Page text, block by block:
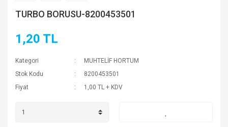
TURBO BORUSU-8200453501
1,20 TL
Kategori
MUHTELİF HORTUM
Stok Kodu
8200453501
Fiyat
1,00 TL + KDV